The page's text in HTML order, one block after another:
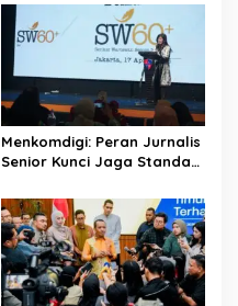
Menkomdigi: Peran Jurnalis
Senior Kunci Jaga Standar
Berkualitas